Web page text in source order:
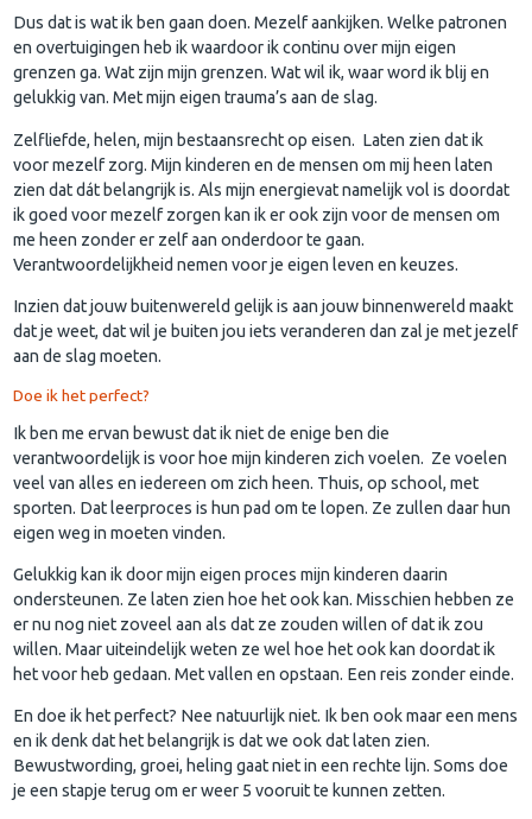
Dus dat is wat ik ben gaan doen. Mezelf aankijken. Welke patronen
en overtuigingen heb ik waardoor ik continu over mijn eigen
grenzen ga. Wat zijn mijn grenzen. Wat wil ik, waar word ik blij en
gelukkig van. Met mijn eigen trauma’s aan de slag.
Zelfliefde, helen, mijn bestaansrecht op eisen. Laten zien dat ik
voor mezelf zorg. Mijn kinderen en de mensen om mij heen laten
zien dat dát belangrijk is. Als mijn energievat namelijk vol is doordat
ik goed voor mezelf zorgen kan ik er ook zijn voor de mensen om
me heen zonder er zelf aan onderdoor te gaan.
Verantwoordelijkheid nemen voor je eigen leven en keuzes.
Inzien dat jouw buitenwereld gelijk is aan jouw binnenwereld maakt
dat je weet, dat wil je buiten jou iets veranderen dan zal je met jezelf
aan de slag moeten.
Doe ik het perfect?
Ik ben me ervan bewust dat ik niet de enige ben die
verantwoordelijk is voor hoe mijn kinderen zich voelen. Ze voelen
veel van alles en iedereen om zich heen. Thuis, op school, met
sporten. Dat leerproces is hun pad om te lopen. Ze zullen daar hun
eigen weg in moeten vinden.
Gelukkig kan ik door mijn eigen proces mijn kinderen daarin
ondersteunen. Ze laten zien hoe het ook kan. Misschien hebben ze
er nu nog niet zoveel aan als dat ze zouden willen of dat ik zou
willen. Maar uiteindelijk weten ze wel hoe het ook kan doordat ik
het voor heb gedaan. Met vallen en opstaan. Een reis zonder einde.
En doe ik het perfect? Nee natuurlijk niet. Ik ben ook maar een mens
en ik denk dat het belangrijk is dat we ook dat laten zien.
Bewustwording, groei, heling gaat niet in een rechte lijn. Soms doe
je een stapje terug om er weer 5 vooruit te kunnen zetten.